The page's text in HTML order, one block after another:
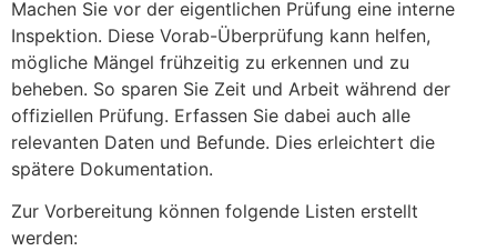
Machen Sie vor der eigentlichen Prüfung eine interne
Inspektion. Diese Vorab-Überprüfung kann helfen,
mögliche Mängel frühzeitig zu erkennen und zu
beheben. So sparen Sie Zeit und Arbeit während der
offiziellen Prüfung. Erfassen Sie dabei auch alle
relevanten Daten und Befunde. Dies erleichtert die
spätere Dokumentation.
Zur Vorbereitung können folgende Listen erstellt
werden: